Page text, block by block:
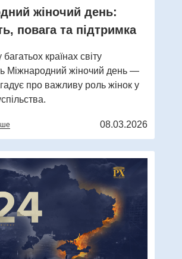
жіночий день:
повага та підтримка
країнах світу
Міжнародний жіночий день —
про важливу роль жінок у
08.03.2026